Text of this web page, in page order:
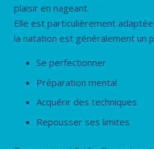
plaisir en nageant.
Elle est particulièrement
la natation est généralement un
Se perfectionner
Préparation mental
Acquérir des techniques
Repousser ses limites